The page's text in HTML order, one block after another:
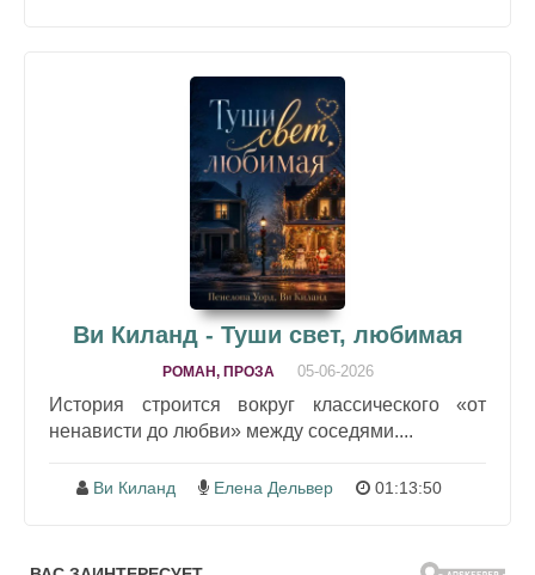
Ви Киланд - Туши свет, любимая
РОМАН, ПРОЗА 05-06-2026
История строится вокруг классического «от
ненависти до любви» между соседями....
Ви Киланд Елена Дельвер 01:13:50